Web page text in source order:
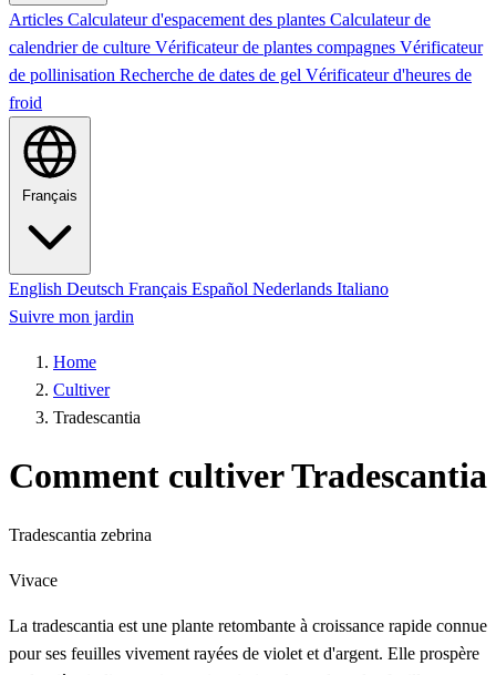
Articles Calculateur d'espacement des plantes Calculateur de
calendrier de culture Vérificateur de plantes compagnes Vérificateur
de pollinisation Recherche de dates de gel Vérificateur d'heures de
froid
Français
English Deutsch Français Español Nederlands Italiano
Suivre mon jardin
Home
Cultiver
Tradescantia
Comment cultiver Tradescantia
Tradescantia zebrina
Vivace
La tradescantia est une plante retombante à croissance rapide connue
pour ses feuilles vivement rayées de violet et d'argent. Elle prospère